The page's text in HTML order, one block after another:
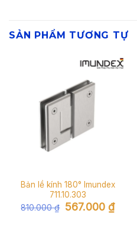
SẢN PHẨM TƯƠNG TỰ
Bản lề kính 180° Imundex
711.10.303
810.000₫ Giá
gốc
567.000 ₫Giá
hiện